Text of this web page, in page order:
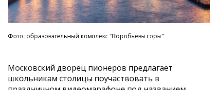
Фото: образовательный комплекс "Воробьёвы горы"
Московский дворец пионеров предлагает
школьникам столицы поучаствовать в